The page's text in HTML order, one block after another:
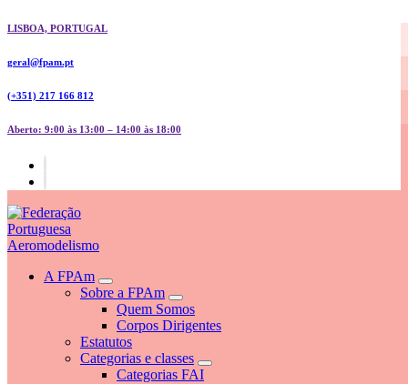
Skip
content
LISBOA, PORTUGAL
geral@fpam.pt
(+351) 217 166 812
Aberto: 9:00 às 13:00 – 14:00 às 18:00
FPAMA FPAm
Sobre a FPAm
Quem Somos
Corpos Dirigentes
Estatutos
Categorias e classes
Categorias FAI